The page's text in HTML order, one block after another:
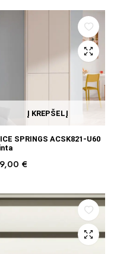
Į KREPŠELĮ
SPRINGS ACSK821-U60
€